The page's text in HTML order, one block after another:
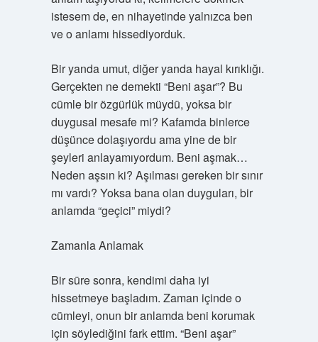
istesem de, en nihayetinde yalnızca ben
ve o anlamı hissediyorduk.
Bir yanda umut, diğer yanda hayal kırıklığı.
Gerçekten ne demekti “Beni aşar”? Bu
cümle bir özgürlük müydü, yoksa bir
duygusal mesafe mi? Kafamda binlerce
düşünce dolaşıyordu ama yine de bir
şeyleri anlayamıyordum. Beni aşmak…
Neden aşsın ki? Aşılması gereken bir sınır
mı vardı? Yoksa bana olan duyguları, bir
anlamda “geçici” miydi?
Zamanla Anlamak
Bir süre sonra, kendimi daha iyi
hissetmeye başladım. Zaman içinde o
cümleyi, onun bir anlamda beni korumak
için söylediğini fark ettim. “Beni aşar”